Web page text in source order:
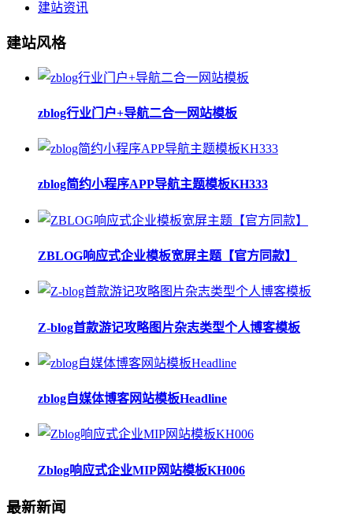
建站资讯
建站风格
zblog行业门户+导航二合一网站模板
zblog简约小程序APP导航主题模板KH333
ZBLOG响应式企业模板宽屏主题【官方同款】
Z-blog首款游记攻略图片杂志类型个人博客模板
zblog自媒体博客网站模板Headline
Zblog响应式企业MIP网站模板KH006
最新新闻